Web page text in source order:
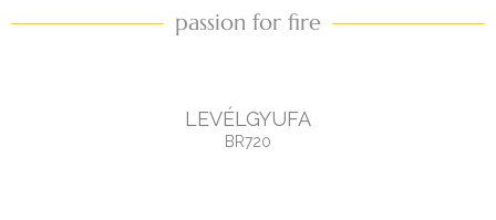
passion for fire
LEVÉLGYUFA
BR720